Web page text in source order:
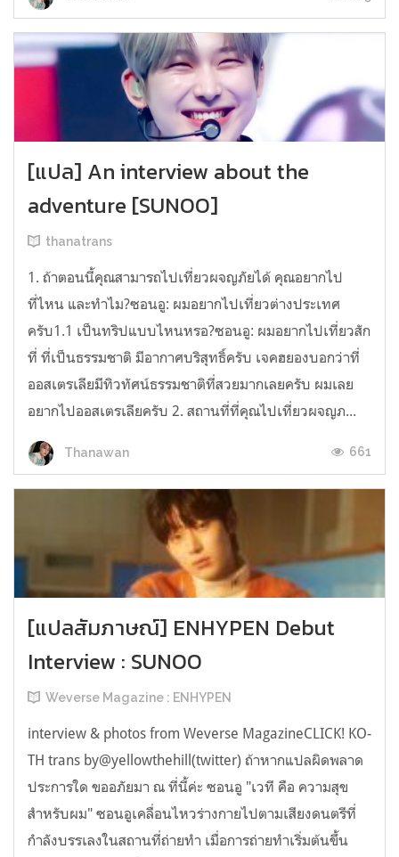
[แปล] An interview about the
adventure [SUNOO]
thanatrans
1. ถ้าตอนนี้คุณสามารถไปเที่ยวผจญภัยได้ คุณอยากไป
ที่ไหน และทำไม?ซอนอู: ผมอยากไปเที่ยวต่างประเทศ
ครับ1.1 เป็นทริปแบบไหนหรอ?ซอนอู: ผมอยากไปเที่ยวสัก
ที่ ที่เป็นธรรมชาติ มีอากาศบริสุทธิ์ครับ เจคฮยองบอกว่าที่
ออสเตรเลียมีทิวทัศน์ธรรมชาติที่สวยมากเลยครับ ผมเลย
อยากไปออสเตรเลียครับ 2. สถานที่ที่คุณไปเที่ยวผจญภ...
Thanawan 661
[แปลสัมภาษณ์] ENHYPEN Debut
Interview : SUNOO
Weverse Magazine : ENHYPEN
interview & photos from Weverse MagazineCLICK! KO-
TH trans by@yellowthehill(twitter) ถ้าหากแปลผิดพลาด
ประการใด ขออภัยมา ณ ที่นี้ค่ะ ซอนอู "เวที คือ ความสุข
สำหรับผม" ซอนอูเคลื่อนไหวร่างกายไปตามเสียงดนตรีที่
กำลังบรรเลงในสถานที่ถ่ายทำ เมื่อการถ่ายทำเริ่มต้นขึ้น